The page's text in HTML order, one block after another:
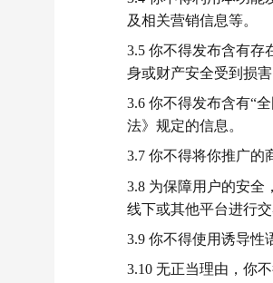
及相关营销信息等。
3.5 你不得发布含有存
身或财产安全受到损
3.6 你不得发布含有“
法》规定的信息。
3.7 你不得将你推广的
3.8 为保障用户的安全
线下或其他平台进行交
3.9 你不得使用诱导性
3.10 无正当理由，你